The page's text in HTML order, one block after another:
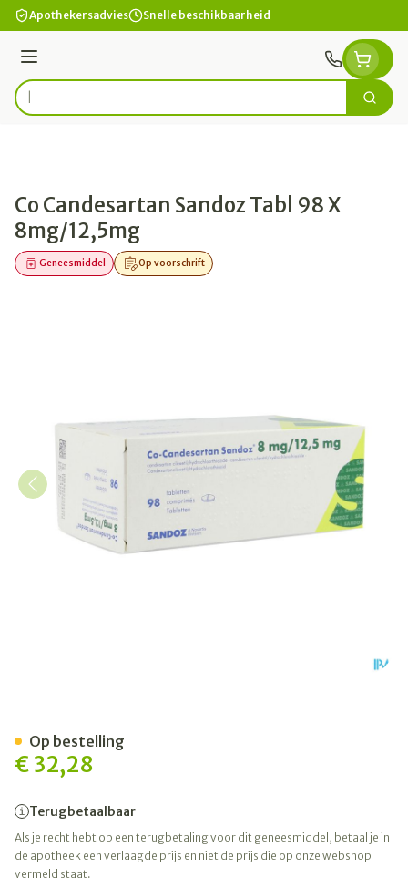
Ga naar de inhoud
Apothekersadvies Snelle beschikbaarheid
Menu
Product, merk, categorie... Zoek
Co Candesartan Sandoz Tabl 98 X
8mg/12,5mg
Op voorschrift
Geneesmiddel
€ 32,28
Terugbetaalbaar
Als je recht hebt op een terugbetaling voor dit geneesmiddel, betaal je in
de apotheek een verlaagde prijs en niet de prijs die op onze webshop
vermeld staat.
Op bestelling